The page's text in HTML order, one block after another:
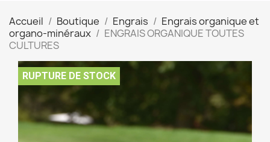
Accueil Boutique Engrais
Engrais organique et
organo-minéraux
ENGRAIS ORGANIQUE TOUTES
CULTURES
RUPTURE DE STOCK